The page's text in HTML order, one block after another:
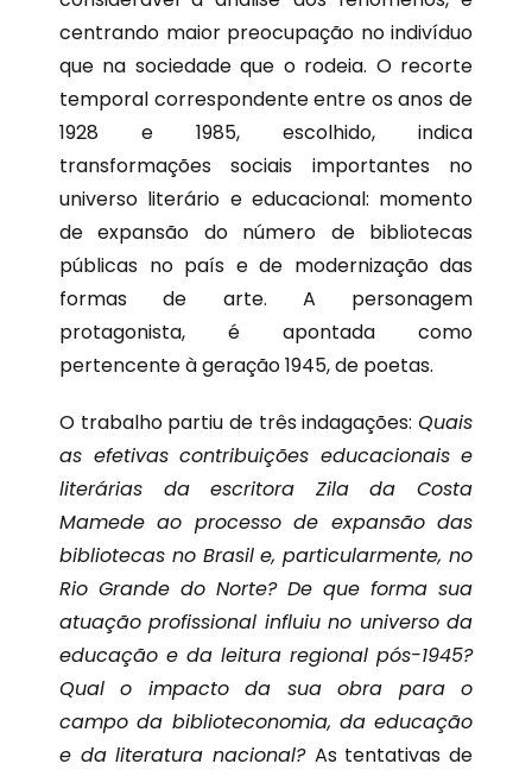
centrando maior preocupação no indivíduo
que na sociedade que o rodeia. O recorte
temporal correspondente entre os anos de
1928 e 1985, escolhido, indica
transformações sociais importantes no
universo literário e educacional: momento
de expansão do número de bibliotecas
públicas no país e de modernização das
formas de arte. A personagem
protagonista, é apontada como
pertencente à geração 1945, de poetas.
O trabalho partiu de três indagações: Quais
as efetivas contribuições educacionais e
literárias da escritora Zila da Costa
Mamede ao processo de expansão das
bibliotecas no Brasil e, particularmente, no
Rio Grande do Norte? De que forma sua
atuação profissional influiu no universo da
educação e da leitura regional pós-1945?
Qual o impacto da sua obra para o
campo da biblioteconomia, da educação
e da literatura nacional? As tentativas de